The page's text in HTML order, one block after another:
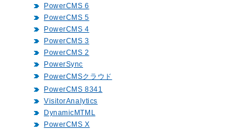
PowerCMS 6
PowerCMS 5
PowerCMS 4
PowerCMS 3
PowerCMS 2
PowerSync
PowerCMSクラウド
PowerCMS 8341
VisitorAnalytics
DynamicMTML
PowerCMS X